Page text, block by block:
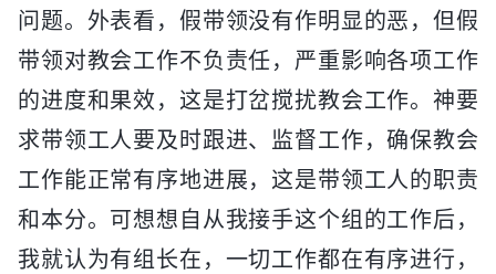
问题。外表看，假带领没有作明显的恶，但假
带领对教会工作不负责任，严重影响各项工作
的进度和果效，这是打岔搅扰教会工作。神要
求带领工人要及时跟进、监督工作，确保教会
工作能正常有序地进展，这是带领工人的职责
和本分。可想想自从我接手这个组的工作后，
我就认为有组长在，一切工作都在有序进行，